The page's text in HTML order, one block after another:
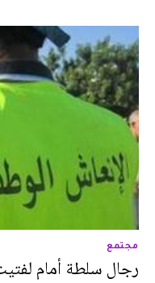
مجتمع
رجال سلطة أمام